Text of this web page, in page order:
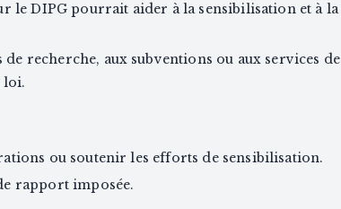
le DIPG pourrait aider à la sensibilisation et à la
recherche, aux subventions ou aux services de
loi.
ou soutenir les efforts de sensibilisation.
rapport imposée.